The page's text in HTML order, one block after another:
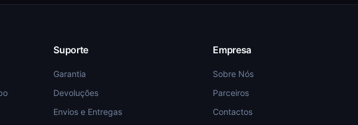
Suporte
Garantia
Devoluções
Envios e Entregas
Empresa
Sobre Nós
Parceiros
Contactos